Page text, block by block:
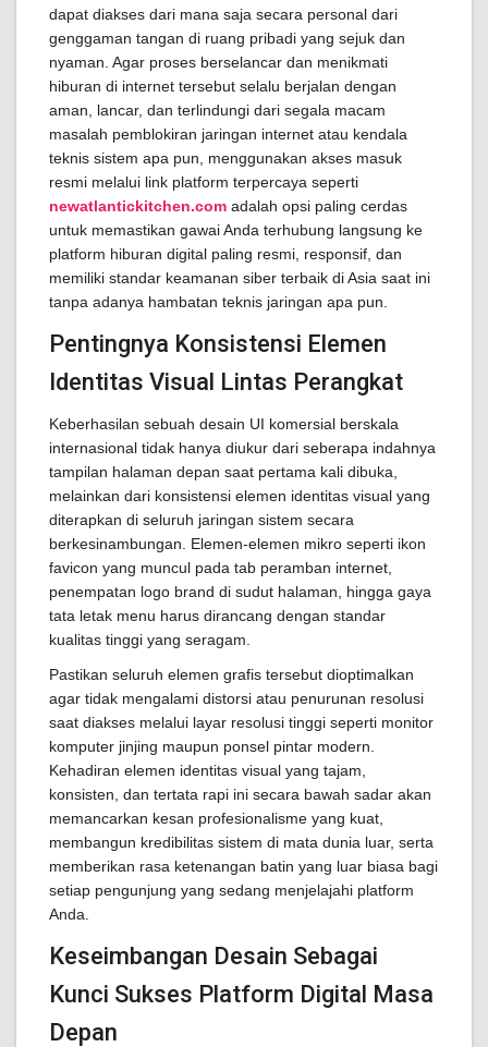
dapat diakses dari mana saja secara personal dari
genggaman tangan di ruang pribadi yang sejuk dan
nyaman. Agar proses berselancar dan menikmati
hiburan di internet tersebut selalu berjalan dengan
aman, lancar, dan terlindungi dari segala macam
masalah pemblokiran jaringan internet atau kendala
teknis sistem apa pun, menggunakan akses masuk
resmi melalui link platform terpercaya seperti
newatlantickitchen.com adalah opsi paling cerdas
untuk memastikan gawai Anda terhubung langsung ke
platform hiburan digital paling resmi, responsif, dan
memiliki standar keamanan siber terbaik di Asia saat ini
tanpa adanya hambatan teknis jaringan apa pun.
Pentingnya Konsistensi Elemen
Identitas Visual Lintas Perangkat
Keberhasilan sebuah desain UI komersial berskala
internasional tidak hanya diukur dari seberapa indahnya
tampilan halaman depan saat pertama kali dibuka,
melainkan dari konsistensi elemen identitas visual yang
diterapkan di seluruh jaringan sistem secara
berkesinambungan. Elemen-elemen mikro seperti ikon
favicon yang muncul pada tab peramban internet,
penempatan logo brand di sudut halaman, hingga gaya
tata letak menu harus dirancang dengan standar
kualitas tinggi yang seragam.
Pastikan seluruh elemen grafis tersebut dioptimalkan
agar tidak mengalami distorsi atau penurunan resolusi
saat diakses melalui layar resolusi tinggi seperti monitor
komputer jinjing maupun ponsel pintar modern.
Kehadiran elemen identitas visual yang tajam,
konsisten, dan tertata rapi ini secara bawah sadar akan
memancarkan kesan profesionalisme yang kuat,
membangun kredibilitas sistem di mata dunia luar, serta
memberikan rasa ketenangan batin yang luar biasa bagi
setiap pengunjung yang sedang menjelajahi platform
Anda.
Keseimbangan Desain Sebagai
Kunci Sukses Platform Digital Masa
Depan